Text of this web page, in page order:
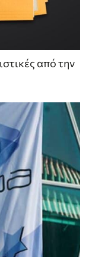
από την